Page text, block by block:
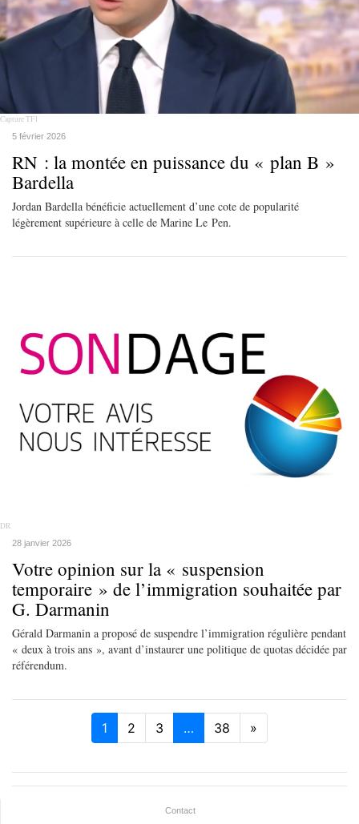
Capture TF1
5 février 2026
RN : la montée en puissance du « plan B »
Bardella
Jordan Bardella bénéficie actuellement d’une cote de popularité
légèrement supérieure à celle de Marine Le Pen.
DR
28 janvier 2026
Votre opinion sur la « suspension
temporaire » de l’immigration souhaitée par
G. Darmanin
Gérald Darmanin a proposé de suspendre l’immigration régulière pendant
« deux à trois ans », avant d’instaurer une politique de quotas décidée par
référendum.
1 2 3 … 38 »
Contact